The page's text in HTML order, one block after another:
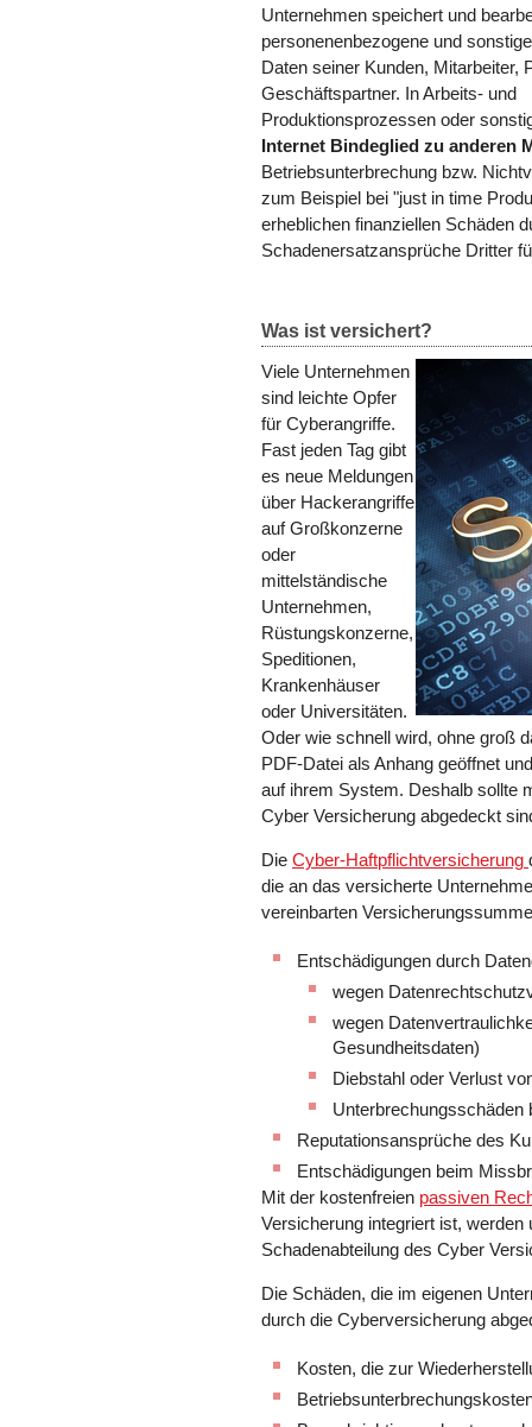
Unternehmen speichert und
personenenbezogene und
Daten seiner Kunden, Mitarbeiter,
Geschäftspartner. In Arbeits- und
Produktionsprozessen oder
Internet Bindeglied zu anderen
Betriebsunterbrechung bzw.
zum Beispiel bei "just in time
erheblichen finanziellen Schäden
Schadenersatzansprüche Dritter
Was ist versichert?
Viele Unternehmen
sind leichte Opfer
für Cyberangriffe.
Fast jeden Tag gibt
es neue Meldungen
über Hackerangriffe
auf Großkonzerne
oder
mittelständische
Unternehmen,
Rüstungskonzerne,
Speditionen,
Krankenhäuser
oder Universitäten.
Oder wie schnell wird, ohne groß
PDF-Datei als Anhang geöffnet
auf ihrem System. Deshalb sollte
Cyber Versicherung abgedeckt
Die Cyber-Haftpflichtversicherung
die an das versicherte
vereinbarten
Entschädigungen durch
wegen
wegen
Gesundheitsdaten)
Diebstahl oder Verlust
Unterbrechungsschäden
Reputationsansprüche des
Entschädigungen beim
Mit der kostenfreien passiven
Versicherung integriert ist,
Schadenabteilung des Cyber
Die Schäden, die im eigenen
durch die Cyberversicherung
Kosten, die zur